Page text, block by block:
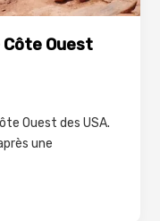
Ouest
Ouest des USA.
une